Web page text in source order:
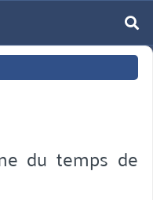
du temps de